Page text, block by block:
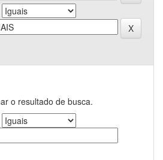
o resultado de busca.